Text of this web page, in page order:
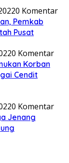
0 Komentar
Pemkab
Pusat
0 Komentar
Korban
Cendit
0 Komentar
Jenang